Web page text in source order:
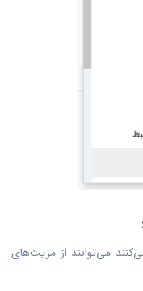
می‌توانند از مزیت‌های